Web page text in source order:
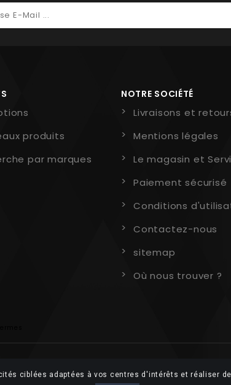
produits
par marques
NOTRE SOCIÉTÉ
Livraisons et
Mentions légales
Le magasin et
Paiement sécurisé
Conditions
Contactez-nous
sitemap
Où nous trouver ?
ciblées adaptées à vos centres d'intérêts et réaliser